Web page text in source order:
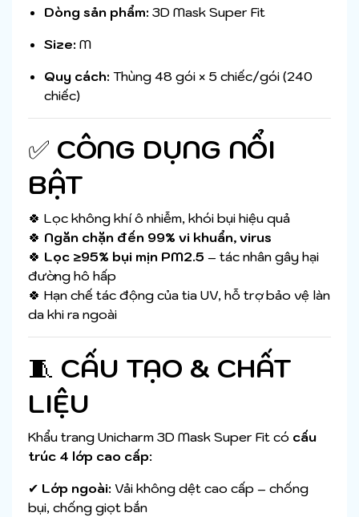
Dòng sản phẩm: 3D Mask Super Fit
Size: M
Quy cách: Thùng 48 gói × 5 chiếc/gói (240
chiếc)
✅ CÔNG DỤNG NỔI
BẬT
🍀 Lọc không khí ô nhiễm, khói bụi hiệu quả
🍀 Ngăn chặn đến 99% vi khuẩn, virus
🍀 Lọc ≥95% bụi mịn PM2.5 – tác nhân gây hại
đường hô hấp
🍀 Hạn chế tác động của tia UV, hỗ trợ bảo vệ làn
da khi ra ngoài
🧵 CẤU TẠO & CHẤT
LIỆU
Khẩu trang Unicharm 3D Mask Super Fit có cấu
trúc 4 lớp cao cấp:
✔ Lớp ngoài: Vải không dệt cao cấp – chống
bụi, chống giọt bắn